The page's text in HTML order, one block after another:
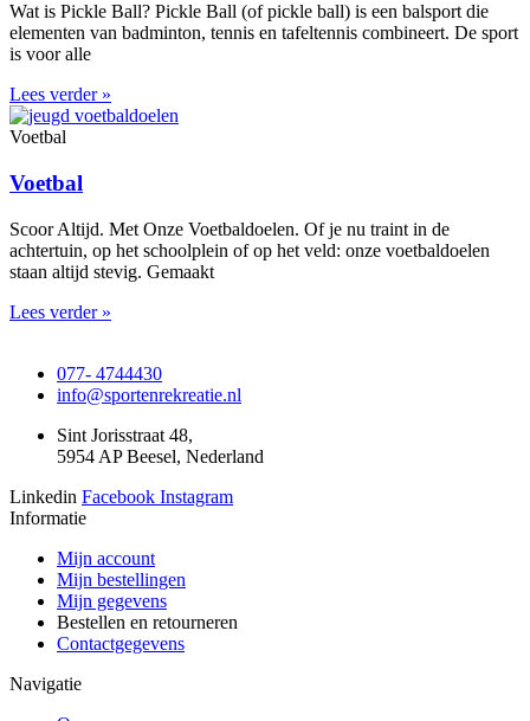
Wat is Pickle Ball? Pickle Ball (of pickle ball) is een balsport die
elementen van badminton, tennis en tafeltennis combineert. De sport
is voor alle
Lees verder »
Voetbal
Voetbal
Scoor Altijd. Met Onze Voetbaldoelen. Of je nu traint in de
achtertuin, op het schoolplein of op het veld: onze voetbaldoelen
staan altijd stevig. Gemaakt
Lees verder »
077- 4744430
info@sportenrekreatie.nl
Sint Jorisstraat 48,
5954 AP Beesel, Nederland
Linkedin Facebook Instagram
Informatie
Mijn account
Mijn bestellingen
Mijn gegevens
Bestellen en retourneren
Contactgegevens
Navigatie